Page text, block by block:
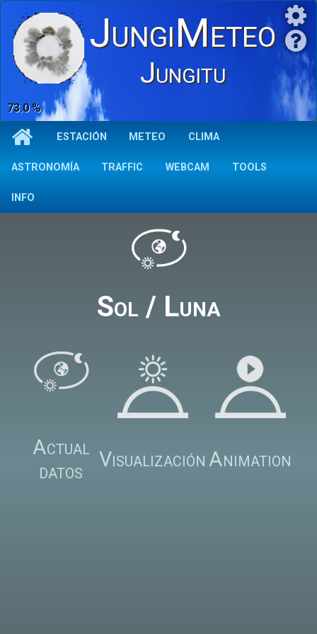
73.0 %
JungiMeteo
Jungitu
ESTACIÓN METEO CLIMA
ASTRONOMÍA TRAFFIC WEBCAM TOOLS
INFO
Sol / Luna
Actual
datos
Visualización Animation